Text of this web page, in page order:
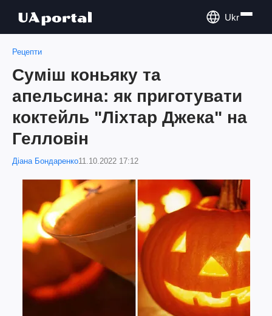
Ukr
Рецепти
Суміш коньяку та
апельсина: як приготувати
коктейль "Ліхтар Джека" на
Гелловін
Діана Бондаренко11.10.2022 17:12